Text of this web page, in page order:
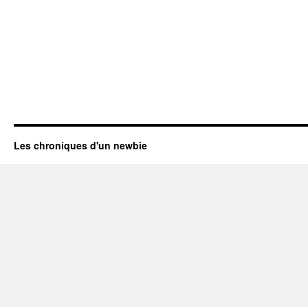
Les chroniques d'un newbie